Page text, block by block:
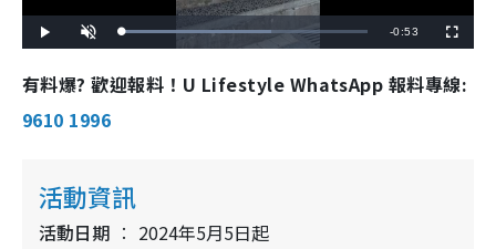
l
n
t
e
L
o
e
d
R
-0:53
u
s
c
有料爆? 歡迎報料！U Lifestyle WhatsApp 報料專線:
9610 1996
活動資訊
活動日期 2024年5月5日起